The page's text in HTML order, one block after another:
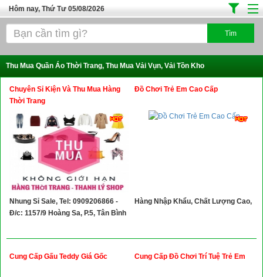
Hôm nay, Thứ Tư 05/08/2026
Trang chủ
Ô Tô Xe Máy
Đồ Dùng Nội Ngoại Thất
Điện Tử Điện Máy
Làm Đẹp
Thời Trang
Việc Làm
Thu Mua Quần Áo Thời Trang, Thu Mua Vải Vụn, Vải Tồn Kho
Chuyên Sỉ Kiện Và Thu Mua Hàng
Thời Trang
Nhung Sỉ Sale, Tel: 0909206866 -
Đ/c: 1157/9 Hoàng Sa, P.5, Tân Bình
Đồ Chơi Trẻ Em Cao Cấp
Hàng Nhập Khẩu, Chất Lượng Cao,
Cung Cấp Gấu Teddy Giá Gốc Cung Cấp Đồ Chơi Trí Tuệ Trẻ Em